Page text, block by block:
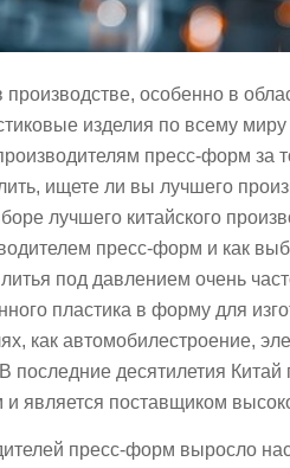
производстве, особенно в
изделия по всему
пресс-форм за
ищете ли вы лучшего
лучшего китайского
пресс-форм и как
под давлением очень
пластика в форму для
как автомобилестроение,
последние десятилетия
является поставщиком
пресс-форм выросло